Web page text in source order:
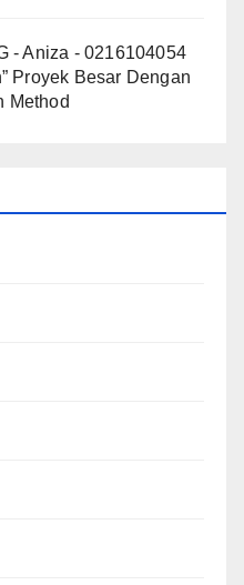
- Aniza - 0216104054
Proyek Besar Dengan
Method